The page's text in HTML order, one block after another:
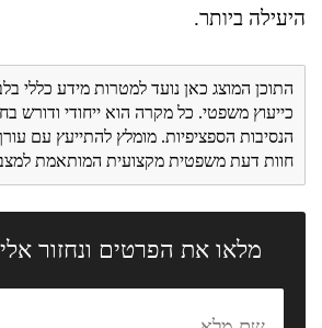
היעילה ביותר.
התוכן המוצג כאן נועד למטרות מידע כללי
כייעוץ משפטי. כל מקרה הוא ייחודי ודורש
הנסיבות הספציפיות. מומלץ להתייעץ עם
חוות דעת משפטית מקצועית המותאמת
מלאו את הפרטים ונחזור